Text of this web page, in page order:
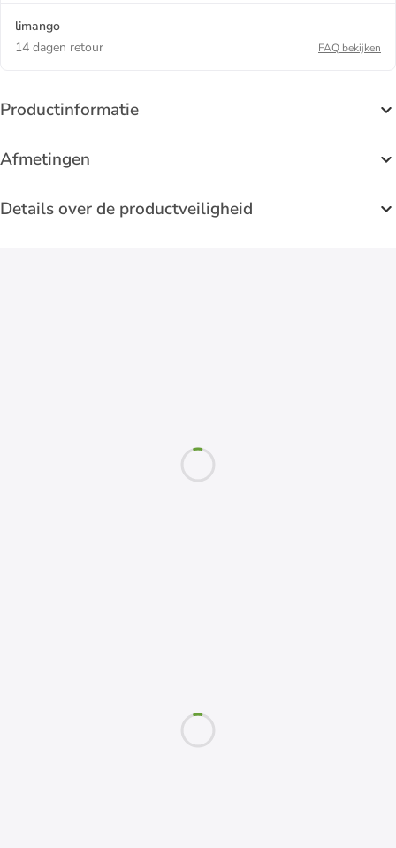
limango
14 dagen retour
FAQ bekijken
Productinformatie
Afmetingen
Details over de productveiligheid